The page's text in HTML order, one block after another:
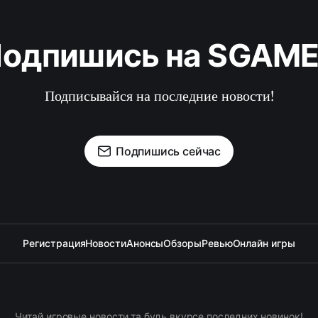
на
Подписывайся на последние новости!
Подпишись сейчас
РегистрацияНовостиАнонсыОбзорыРевьюОнлайн игры